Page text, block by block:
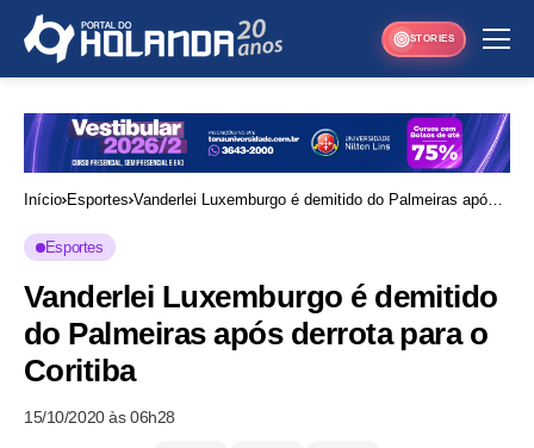
STORIES
Início Esportes Vanderlei Luxemburgo é demitido do Palmeiras após
Esportes
Vanderlei Luxemburgo é demitido
do Palmeiras após derrota para o
Coritiba
15/10/2020 às 06h28